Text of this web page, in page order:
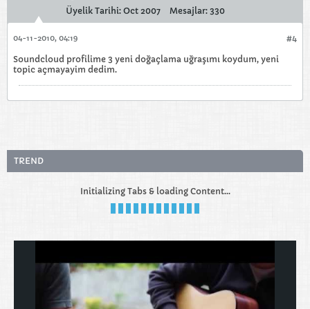
Üyelik Tarihi: Oct 2007 Mesajlar: 330
#4
04-11-2010, 04:19
Soundcloud profilime 3 yeni doğaçlama uğraşımı koydum, yeni
topic açmayayim dedim.
TREND
Initializing Tabs & loading Content...